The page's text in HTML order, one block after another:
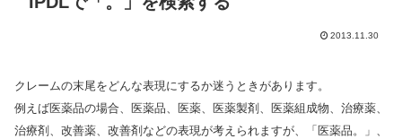
2013.11.30
クレームの末尾をどんな表現にするか迷うときがあります。
例えば医薬品の場合、医薬品、医薬、医薬製剤、医薬組成物、治療薬、
治療剤、改善薬、改善剤などの表現が考えられますが、「医薬品。」、